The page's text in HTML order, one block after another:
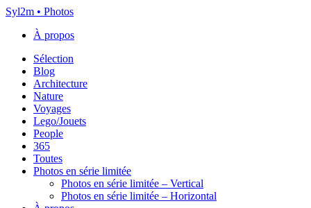
Skip
main
Syl2m • Photos
À propos
Menu
Sélection
Blog
Architecture
Nature
Voyages
Lego/Jouets
People
365
Toutes
Photos en série limitée
Photos en série limitée – Vertical
Photos en série limitée – Horizontal